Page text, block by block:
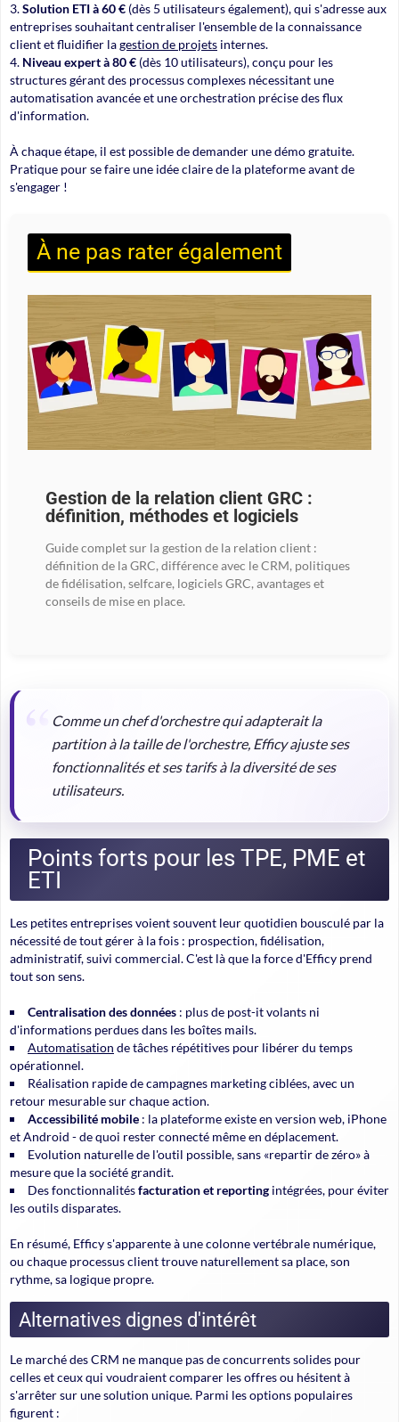
Solution ETI à 60 € (dès 5 utilisateurs également), qui s'adresse aux
entreprises souhaitant centraliser l'ensemble de la connaissance
client et fluidifier lagestion de projets internes.
Niveau expert à 80 € (dès 10 utilisateurs), conçu pour les
structures gérant des processus complexes nécessitant une
automatisation avancée et une orchestration précise des flux
d'information.
À chaque étape, il est possible de demander unedémo gratuite.
Pratique pour se faire une idée claire de la plateforme avant de
s'engager !
À ne pas rater également
Gestion de la relation client GRC :
définition, méthodes et logiciels
Guide complet sur la gestion de la relation client :
définition de la GRC, différence avec le CRM, politiques
de fidélisation, selfcare, logiciels GRC, avantages et
conseils de mise en place.
Comme un chef d'orchestre qui adapterait la
partition à la taille de l'orchestre, Efficy ajuste ses
fonctionnalités et ses tarifs à la diversité de ses
utilisateurs.
Points forts pour les TPE, PME et
ETI
Les petites entreprises voient souvent leur quotidien bousculé par la
nécessité de tout gérer à la fois : prospection, fidélisation,
administratif, suivi commercial. C'est là que la force d'Efficy prend
tout son sens.
Centralisation des données : plus de post-it volants ni
d'informations perdues dans les boîtes mails.
Automatisation de tâches répétitives pour libérer du temps
opérationnel.
Réalisation rapide de campagnes marketing ciblées, avec un
retour mesurable sur chaque action.
Accessibilité mobile : la plateforme existe en version web, iPhone
et Android - de quoi rester connecté même en déplacement.
Evolution naturelle de l'outil possible, sans «repartir de zéro» à
mesure que la société grandit.
Des fonctionnalitésfacturation et reporting intégrées, pour éviter
les outils disparates.
En résumé, Efficy s'apparente à une colonne vertébrale numérique,
ou chaque processus client trouve naturellement sa place, son
rythme, sa logique propre.
Alternatives dignes d'intérêt
Le marché des CRM ne manque pas de concurrents solides pour
celles et ceux qui voudraient comparer les offres ou hésitent à
s'arrêter sur une solution unique. Parmi les options populaires
figurent :